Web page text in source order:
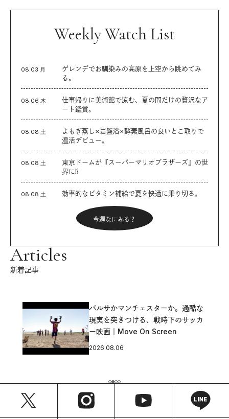
Weekly Watch List
08.03 月
ゲレンデでお馴染みの高原を上空から眺めてみ
る。
08.06 木
仕事帰りに美術館で涼む、夏の間だけの贅沢なア
ート鑑賞。
08.08 土
よもぎ蒸し×岩盤浴×酵素風呂の良いとこ取りで
温活デビュー。
08.08 土
東京ドームが『スーパーマリオブラザーズ』の世
界に⁉︎
08.08 土 効率的なビタミン補給で夏を快適に乗り切る。
今週なにみる？
Articles
新着記事
バルサかマンチェスターか。過酷な
現実を突きつける、戦時下のサッカ
ー映画｜Move On Screen
2026.08.06